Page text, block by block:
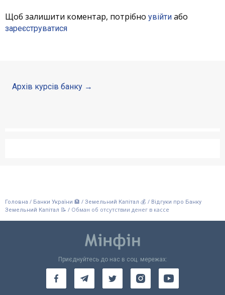
Щоб залишити коментар, потрібно увійти або
зареєструватися
Архів курсів банку
Головна / Банки України 🏦 / Земельний Капітал 💰 / Відгуки про Банку
Земельний Капітал 📝 / Обман об отсутствии денег в кассе
Приєднуйтесь до нас в соц. мережах: